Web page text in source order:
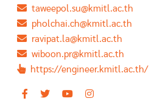
taweepol.su@kmitl.ac.th
pholchai.ch@kmitl.ac.th
ravipat.la@kmitl.ac.th
wiboon.pr@kmitl.ac.th
https://engineer.kmitl.ac.th/